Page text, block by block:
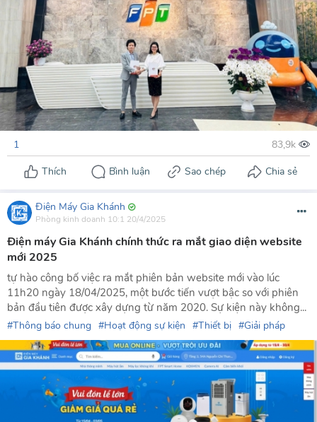
1
Điện Máy Gia Khánh
Phòng kinh doanh 10:1 20/4/2025
Điện máy Gia Khánh chính thức ra mắt giao diện website
mới 2025
tự hào công bố việc ra mắt phiên bản website mới vào lúc
11h20 ngày 18/04/2025, một bước tiến vượt bậc so với phiên
bản đầu tiên được xây dựng từ năm 2020. Sự kiện này không...
Thông báo chung Hoạt động sự kiện Thiết bị Giải pháp